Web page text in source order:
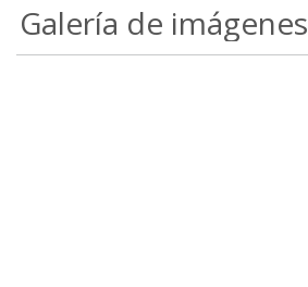
Galería de imágenes